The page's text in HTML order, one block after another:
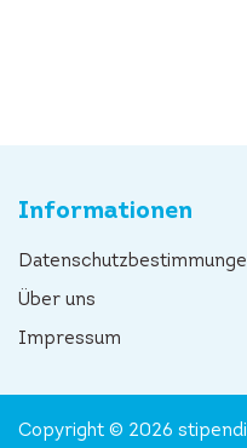
Informationen
Über uns
Impressum
Copyright © 2026